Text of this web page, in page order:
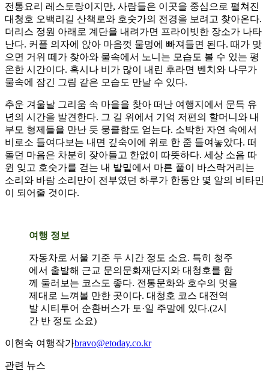
전통요리 레스토랑이지만, 사람들은 이곳을 중심으로 펼쳐진
대청호 오백리길 산책로와 호숫가의 전경을 보려고 찾아온다.
더리스 정원 아래로 계단을 내려가면 프라이빗한 장소가 나타
난다. 커플 의자에 앉아 마음껏 물멍에 빠져들면 된다. 때가 맞
으면 거위 떼가 찾아와 물속에서 노니는 모습도 볼 수 있는 평
온한 시간이다. 혹시나 비가 많이 내린 후라면 벤치와 나무가
물속에 잠긴 그림 같은 모습도 만날 수 있다.
추운 겨울날 그리움 속 마을을 찾아 떠난 여행지에서 문득 유
년의 시간을 발견한다. 그 길 위에서 기억 저편의 할머니와 내
부모 형제들을 만난 듯 뭉클함도 얻는다. 소박한 자연 속에서
비로소 들여다보는 내면 깊숙이에 위로 한 줌 들여놓았다. 떠
돌던 마음은 차분히 잦아들고 한없이 따뜻하다. 세상 소음 따
윈 잊고 호숫가를 걷는 내 발밑에서 마른 풀이 바스락거리는
소리와 바람 소리만이 전부였던 하루가 한동안 몇 알의 비타민
이 되어줄 것이다.
여행 정보
자동차로 서울 기준 두 시간 정도 소요. 특히 청주
에서 출발해 근교 문의문화재단지와 대청호를 함
께 둘러보는 코스도 좋다. 전통문화와 호수의 멋을
제대로 느껴볼 만한 곳이다. 대청호 코스 대전역
발 시티투어 순환버스가 토·일 주말에 있다.(2시
간 반 정도 소요)
이현숙 여행작가bravo@etoday.co.kr
관련 뉴스